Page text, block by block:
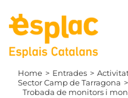
content
Home Entrades
Sector Camp de Tarragona
Trobada de monitors i